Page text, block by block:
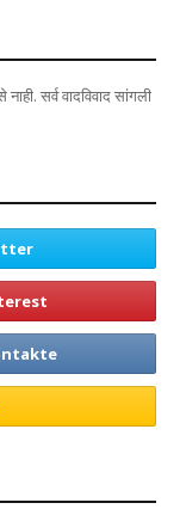
सर्व वादविवाद सांगली